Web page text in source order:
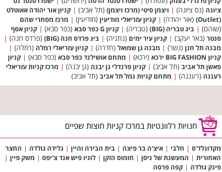
ציונה (נס ציונה) | ויצמן סיטי (מרכז ויצמן) (תל אביב) | קניון אור יהודה אאוטלט
(Outlet)
(אור יהודה) | קניון עזריאלי מודיעין (מודיעין) | מרכז מסחרי שהם
(שוהם) | ביג טבריה (BIG) (טבריה) | קניון G כפר סבא (כפר סבא) | קניון אסף
סנטר (באר יעקב) | קניון עיר ימים (נתניה) | ביג פרדס חנה (BIG) (פרדס חנה) |
מבנה תל חנן (נשר) | מבנה גן שמואל (חדרה) | קניון עזריאלי רמלה (רמלה) |
קניון BIG FASHION ירכא
(ירכא) | מתחם אושילנד כפר סבא (כפר סבא) | קניון
פאשן תל אביב (תל אביב) | קניון פרנדלי גן יבנה (גן יבנה) | מרכז קניות עזריאלי
רעננה (רעננה) | מתחם קניות נמל תל אביב (תל אביב)
חנויות רלוונטיות במרכז קניות חוצות שפיים
מקדונלד'ס | חלבי | איצ'ה בר פיצה | בית הבירה והיין | גלידה גולדה | החצר
האחורית | המעשנת של ניסן | חומוס הזקן | לוניו פיש אנד צ'יפס | משק פיין |
פינק גולדה | קפה פרסה